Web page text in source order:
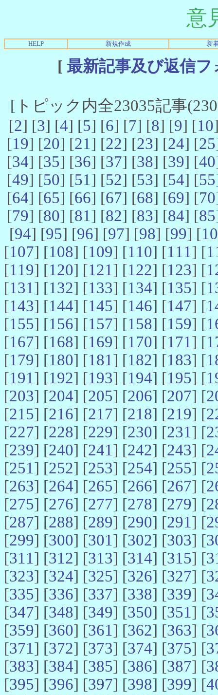
意
HELP 新規作成 新
[ 最新記事及び返信
[トピック内全23035記事
[2] [3] [4] [5] [6] [7] [8] [9] [10
[19] [20] [21] [22] [23] [24] [25
[34] [35] [36] [37] [38] [39] [40
[49] [50] [51] [52] [53] [54] [55
[64] [65] [66] [67] [68] [69] [70
[79] [80] [81] [82] [83] [84] [85
[94] [95] [96] [97] [98] [99] [
[107] [108] [109] [110] [111] [
[119] [120] [121] [122] [123] [
[131] [132] [133] [134] [135] [
[143] [144] [145] [146] [147] [
[155] [156] [157] [158] [159] [
[167] [168] [169] [170] [171] [
[179] [180] [181] [182] [183] [
[191] [192] [193] [194] [195] [
[203] [204] [205] [206] [207] [
[215] [216] [217] [218] [219] [
[227] [228] [229] [230] [231] [
[239] [240] [241] [242] [243] [
[251] [252] [253] [254] [255] [
[263] [264] [265] [266] [267] [
[275] [276] [277] [278] [279] [
[287] [288] [289] [290] [291] [
[299] [300] [301] [302] [303] [
[311] [312] [313] [314] [315] [
[323] [324] [325] [326] [327] [
[335] [336] [337] [338] [339] [
[347] [348] [349] [350] [351] [
[359] [360] [361] [362] [363] [
[371] [372] [373] [374] [375] [
[383] [384] [385] [386] [387] [
[395] [396] [397] [398] [399] [